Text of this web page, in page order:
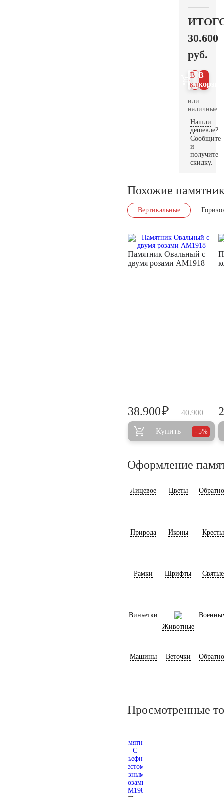
30.600
руб.
В
В 1
клик
или
наличные.
Нашли
дешевле?
Сообщите
и
получите
скидку.
Похожие
Вертикальные
Памятник Овальный с
двумя розами AM1918
40.900
38.900₽
Купить 5%
Оформление
Лицевое Цветы
Природа Иконы Кресты
Рамки Шрифты Святые
Виньетки
Животные
Машины Веточки
Просмотренные